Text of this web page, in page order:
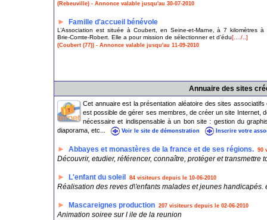
(Rebeuville) - Annonce valable jusqu'au 30-07-2010
► Famille d'accueil bénévole
L’Association est située à Coubert, en Seine-et-Marne, à 7 kilomètres à
Brie-Comte-Robert. Elle a pour mission de sélectionner et d’édu[..../..]
(Coubert (77)) - Annonce valable jusqu'au 11-09-2010
Annuaire des sites
Cet annuaire est la présentation aléatoire des sites
est possible de gérer ses membres, de créer un site Internet,
nécessaire et indispensable à un bon site : gestion du
diaporama, etc...
Voir le site de démonstration Inscrire votre
► Abbayes et monastères de la france et de ses régions. 90
Découvrir, etudier, référencer, connaître, protéger et transmettre
► L'enfant du soleil 84 visiteurs depuis le 10-06-2010
Réalisation des reves d\'enfants malades et jeunes handicapés.
► Mascareignes production 207 visiteurs depuis le 02-06-2010
Animation soiree sur l ile de la reunion